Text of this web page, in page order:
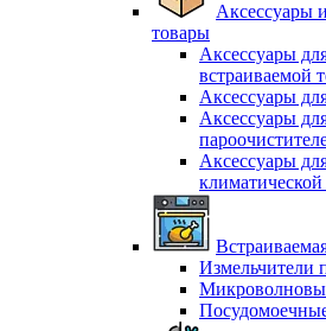
Аксессуары
товары
Аксессуары
встраиваемой
Аксессуары
Аксессуары
Аксессуары
Измельчители